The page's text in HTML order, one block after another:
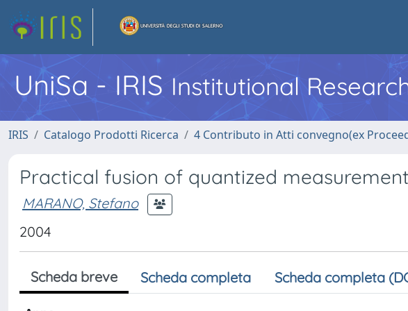
UniSa - IRIS Institutional
IRIS Catalogo Prodotti Ricerca 4 Contributo in Atti convegno(ex
Practical fusion of quantized
MARANO, Stefano
2004
Scheda breve Scheda completa Scheda completa